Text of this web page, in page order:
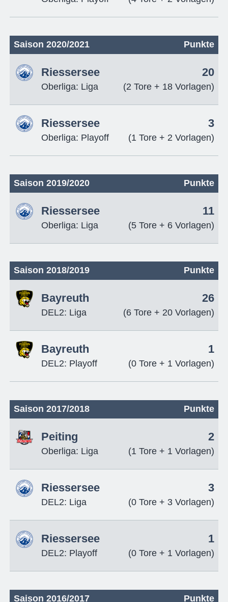
Saison 2020/2021 Punkte
Riessersee
Oberliga: Liga
20
(2 Tore + 18 Vorlagen)
Riessersee
Oberliga: Playoff
3
(1 Tore + 2 Vorlagen)
Saison 2019/2020 Punkte
Riessersee
Oberliga: Liga
11
(5 Tore + 6 Vorlagen)
Saison 2018/2019 Punkte
Bayreuth
DEL2: Liga
26
(6 Tore + 20 Vorlagen)
Bayreuth
DEL2: Playoff
1
(0 Tore + 1 Vorlagen)
Saison 2017/2018 Punkte
Peiting
Oberliga: Liga
2
(1 Tore + 1 Vorlagen)
Riessersee
DEL2: Liga
3
(0 Tore + 3 Vorlagen)
Riessersee
DEL2: Playoff
1
(0 Tore + 1 Vorlagen)
Saison 2016/2017 Punkte